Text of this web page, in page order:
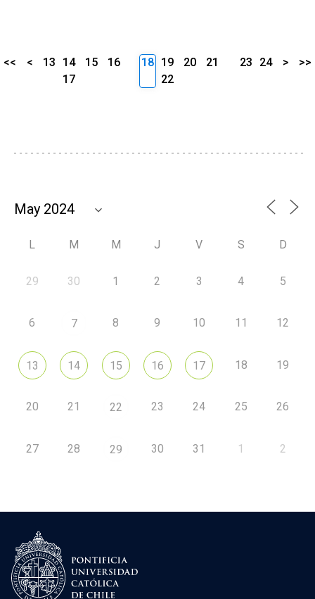
<< < 13 14 15
16
17
18 19 20
21
22
23 24 > >>
L M M J V S D
29 30 1 2 3 4 5
6 7 8 9 10 11 12
13 14 15 16 17 18 19
20 21 22 23 24 25 26
27 28 29 30 31 1 2